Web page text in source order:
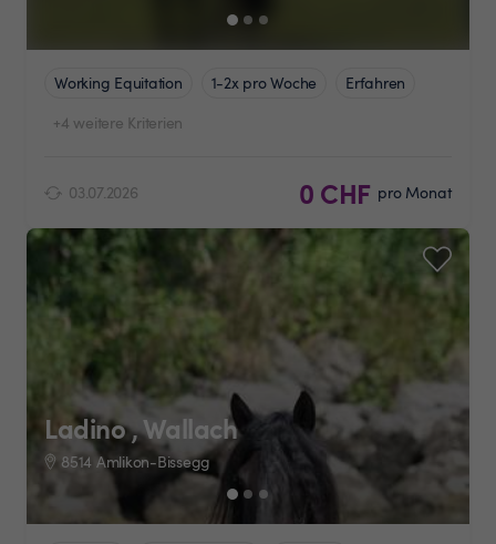
Working Equitation 1-2x pro Woche
Erfahren
+4 weitere Kriterien
03.07.2026 0 CHF pro Monat
Ladino , Wallach
8514 Amlikon-Bissegg